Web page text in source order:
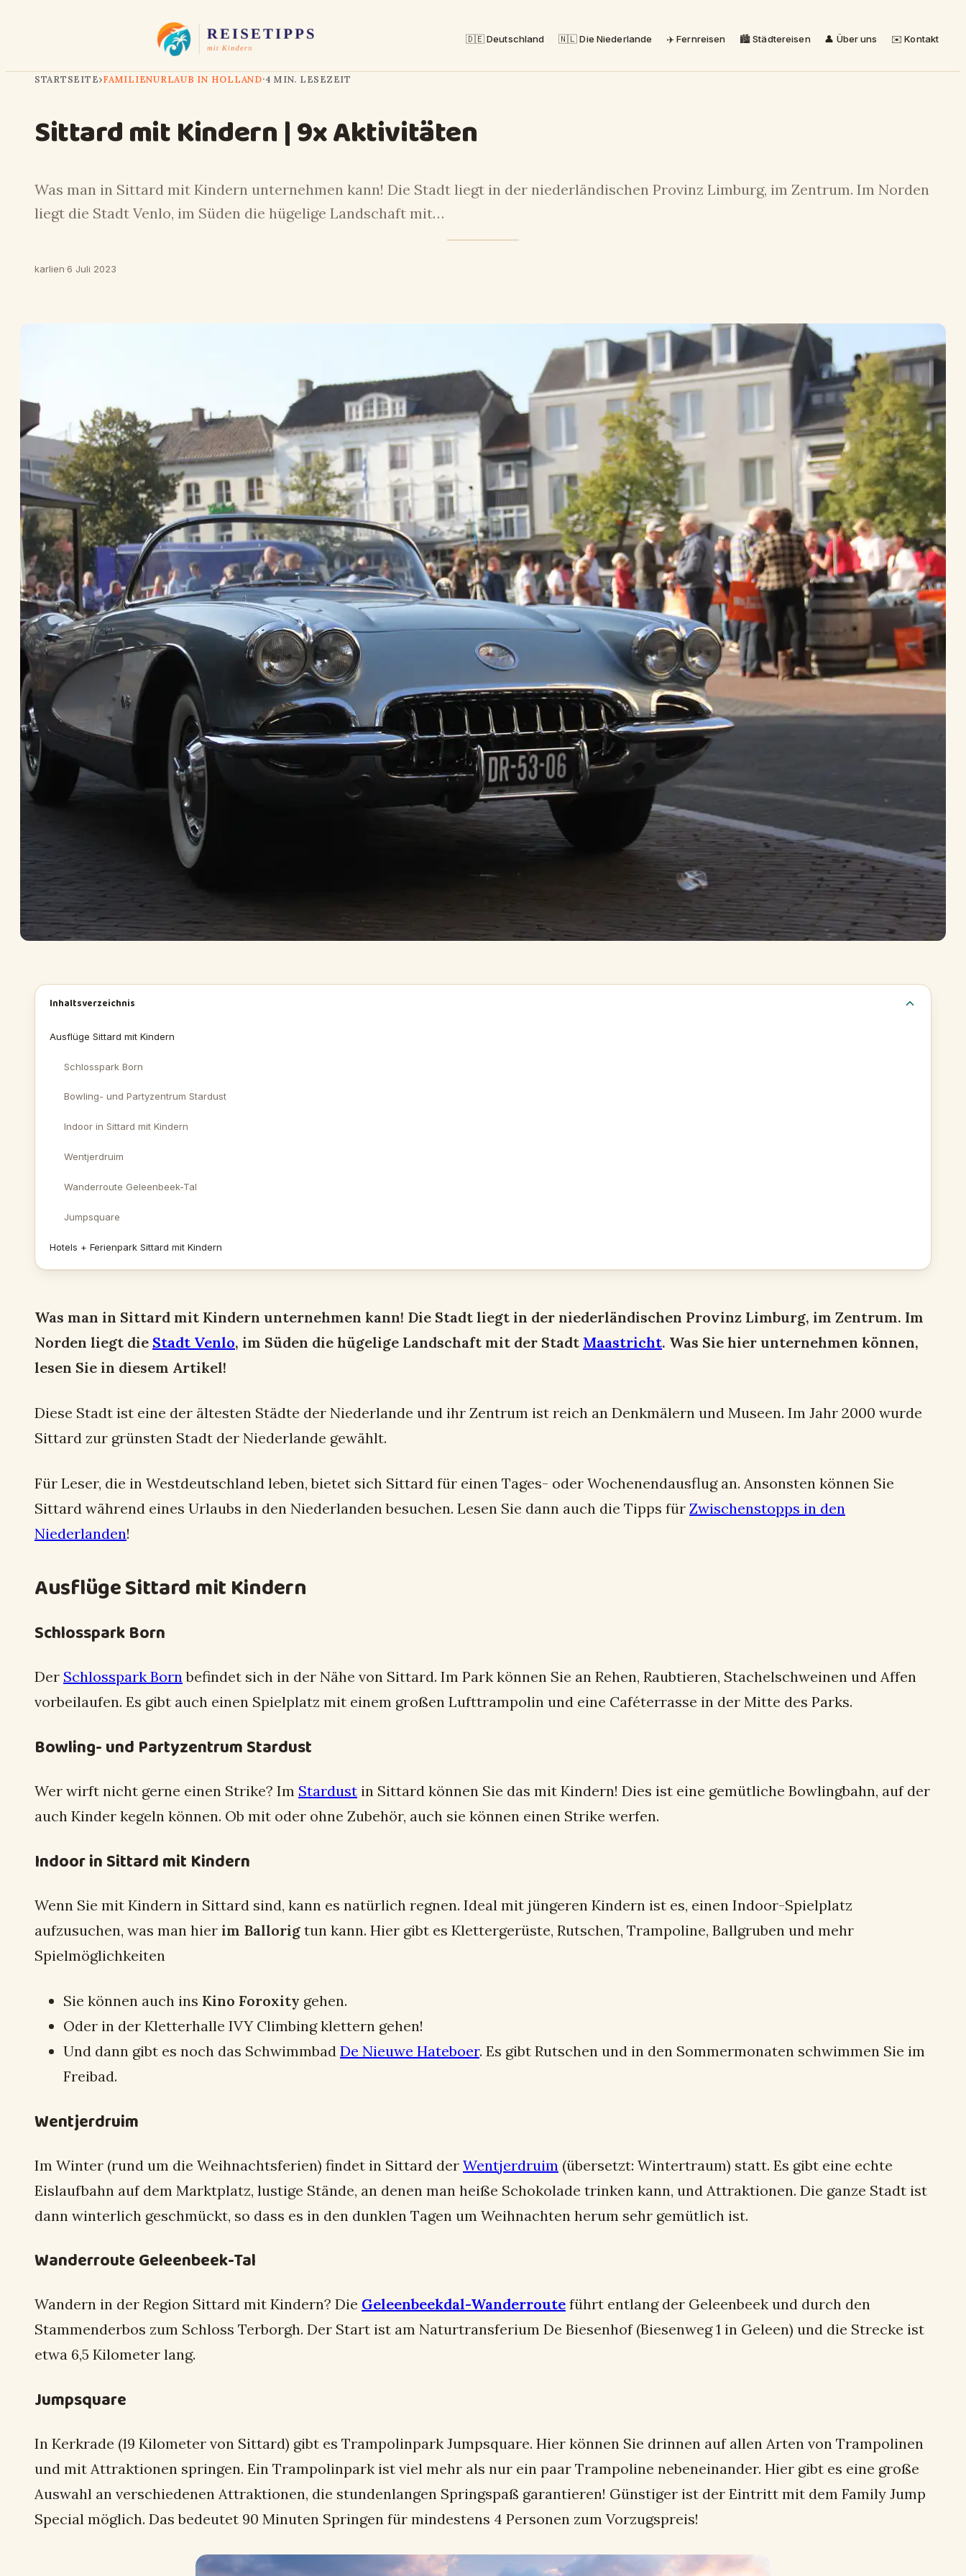
🇩🇪 Deutschland 🇳🇱 Die Niederlande ✈️ Fernreisen 🏙️ Städtereisen 👤 Über uns ✉️ Kontakt
STARTSEITE›FAMILIENURLAUB IN HOLLAND·4 MIN. LESEZEIT
Sittard mit Kindern | 9x Aktivitäten
Was man in Sittard mit Kindern unternehmen kann! Die Stadt liegt in der niederländischen Provinz Limburg, im Zentrum. Im Norden
liegt die Stadt Venlo, im Süden die hügelige Landschaft mit…
karlien·6 Juli 2023
Inhaltsverzeichnis
Ausflüge Sittard mit Kindern
Schlosspark Born
Bowling- und Partyzentrum Stardust
Indoor in Sittard mit Kindern
Wentjerdruim
Wanderroute Geleenbeek-Tal
Jumpsquare
Hotels + Ferienpark Sittard mit Kindern
Was man in Sittard mit Kindern unternehmen kann! Die Stadt liegt in der niederländischen Provinz Limburg, im Zentrum. Im
Norden liegt die Stadt Venlo, im Süden die hügelige Landschaft mit der Stadt Maastricht. Was Sie hier unternehmen können,
lesen Sie in diesem Artikel!
Diese Stadt ist eine der ältesten Städte der Niederlande und ihr Zentrum ist reich an Denkmälern und Museen. Im Jahr 2000 wurde
Sittard zur grünsten Stadt der Niederlande gewählt.
Für Leser, die in Westdeutschland leben, bietet sich Sittard für einen Tages- oder Wochenendausflug an. Ansonsten können Sie
Sittard während eines Urlaubs in den Niederlanden besuchen. Lesen Sie dann auch die Tipps für Zwischenstopps in den
Niederlanden!
Ausflüge Sittard mit Kindern
Schlosspark Born
Der Schlosspark Bornbefindet sich in der Nähe von Sittard. Im Park können Sie an Rehen, Raubtieren, Stachelschweinen und Affen
vorbeilaufen. Es gibt auch einen Spielplatz mit einem großen Lufttrampolin und eine Caféterrasse in der Mitte des Parks.
Bowling- und Partyzentrum Stardust
Wer wirft nicht gerne einen Strike? Im Stardust in Sittard können Sie das mit Kindern! Dies ist eine gemütliche Bowlingbahn, auf der
auch Kinder kegeln können. Ob mit oder ohne Zubehör, auch sie können einen Strike werfen.
Indoor in Sittard mit Kindern
Wenn Sie mit Kindern in Sittard sind, kann es natürlich regnen. Ideal mit jüngeren Kindern ist es, einen Indoor-Spielplatz
aufzusuchen, was man hier im Ballorig tun kann. Hier gibt es Klettergerüste, Rutschen, Trampoline, Ballgruben und mehr
Spielmöglichkeiten
Sie können auch ins Kino Foroxity gehen.
Oder in der Kletterhalle IVY Climbing klettern gehen!
Und dann gibt es noch das Schwimmbad De Nieuwe Hateboer. Es gibt Rutschen und in den Sommermonaten schwimmen Sie im
Freibad.
Wentjerdruim
Im Winter (rund um die Weihnachtsferien) findet in Sittard der Wentjerdruim (übersetzt: Wintertraum) statt. Es gibt eine echte
Eislaufbahn auf dem Marktplatz, lustige Stände, an denen man heiße Schokolade trinken kann, und Attraktionen. Die ganze Stadt ist
dann winterlich geschmückt, so dass es in den dunklen Tagen um Weihnachten herum sehr gemütlich ist.
Wanderroute Geleenbeek-Tal
Wandern in der Region Sittard mit Kindern? Die Geleenbeekdal-Wanderroute führt entlang der Geleenbeek und durch den
Stammenderbos zum Schloss Terborgh. Der Start ist am Naturtransferium De Biesenhof (Biesenweg 1 in Geleen) und die Strecke ist
etwa 6,5 Kilometer lang.
Jumpsquare
In Kerkrade (19 Kilometer von Sittard) gibt es Trampolinpark Jumpsquare. Hier können Sie drinnen auf allen Arten von Trampolinen
und mit Attraktionen springen. Ein Trampolinpark ist viel mehr als nur ein paar Trampoline nebeneinander. Hier gibt es eine große
Auswahl an verschiedenen Attraktionen, die stundenlangen Springspaß garantieren! Günstiger ist der Eintritt mit dem Family Jump
Special möglich. Das bedeutet 90 Minuten Springen für mindestens 4 Personen zum Vorzugspreis!